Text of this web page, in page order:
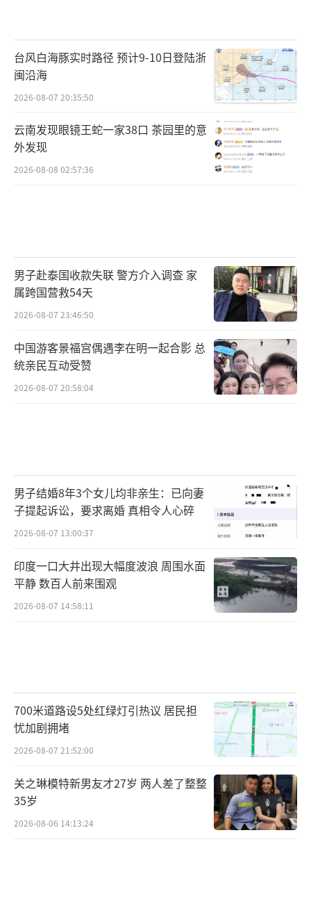
台风白海豚实时路径 预计9-10日登陆浙
闽沿海
2026-08-07 20:35:50
云南发现眼镜王蛇一家38口 茶园里的意
外发现
2026-08-08 02:57:36
男子赴泰国收款失联 警方介入调查 家
属跨国营救54天
2026-08-07 23:46:50
中国游客景福宫偶遇李在明一起合影 总
统亲民互动受赞
2026-08-07 20:58:04
男子结婚8年3个女儿均非亲生：已向妻
子提起诉讼，要求离婚 真相令人心碎
2026-08-07 13:00:37
印度一口大井出现大幅度波浪 周围水面
平静 数百人前来围观
2026-08-07 14:58:11
700米道路设5处红绿灯引热议 居民担
忧加剧拥堵
2026-08-07 21:52:00
关之琳模特新男友才27岁 两人差了整整
35岁
2026-08-06 14:13:24